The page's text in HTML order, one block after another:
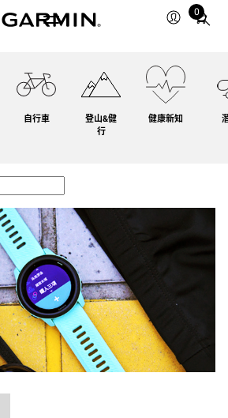
0
Total
自行車
登山&健
行
健康新知